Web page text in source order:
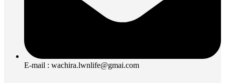
E-mail : wachira.lwnlife@gmai.com